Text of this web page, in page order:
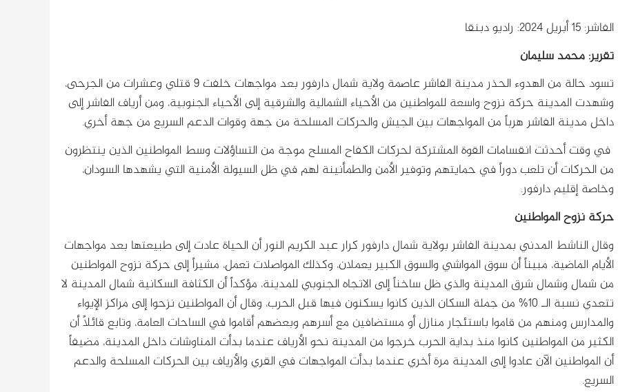
الفاشر: 15 أبريل 2024: راديو دبنقا
تقرير: محمد سليمان
تسود حالة من الهدوء الحذر مدينة الفاشر عاصمة ولاية شمال دارفور بعد مواجهات خلفت 9 قتلي وعشرات من الجرحى،
وشهدت المدينة حركة نزوح واسعة للمواطنين من الأحياء الشمالية والشرقية إلى الأحياء الجنوبية، ومن أرياف الفاشر إلى
داخل مدينة الفاشر هرباً من المواجهات بين الجيش والحركات المسلحة من جهة وقوات الدعم السريع من جهة أخري.
في وقت أحدثت انقسامات القوة المشتركة لحركات الكفاح المسلح موجة من التساؤلات وسط المواطنين الذين ينتظرون
من الحركات أن تلعب دوراً في حمايتهم وتوفير الأمن والطمأنينة لهم في ظل السيولة الأمنية التي يشهدها السودان،
وخاصة إقليم دارفور.
حركة نزوح المواطنين
وقال الناشط المدني بمدينة الفاشر بولاية شمال دارفور كرار عبد الكريم النور أن الحياة عادت إلى طبيعتها بعد مواجهات
الأيام الماضية، مبيناً أن سوق المواشي والسوق الكبير يعملان، وكذلك المواصلات تعمل، مشيراً إلى حركة نزوح المواطنين
من شمال وشمال شرق المدينة والذي ظل ساخناً إلى الاتجاه الجنوبي للمدينة، مؤكداً أن الكثافة السكانية شمال المدينة لا
تتعدي نسبة الـ 10% من جملة السكان الذين كانوا يسكنون فيها قبل الحرب، وقال أن المواطنين نزحوا إلى مراكز الإيواء
والمدارس ومنهم من قاموا باستئجار منازل أو مستضافين مع أسرهم وبعضهم أقاموا في الساحات العامة، وتابع قائلاً أن
الكثير من المواطنين كانوا منذ بداية الحرب خرجوا من المدينة نحو الأرياف عندما بدأت المناوشات داخل المدينة، مضيفاً
أن المواطنين الآن عادوا إلى المدينة مرة أخري عندما بدأت المواجهات في القري والأرياف بين الحركات المسلحة والدعم
السريع.